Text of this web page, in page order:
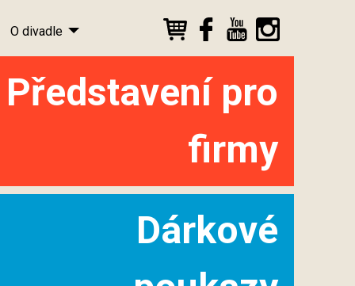
O divadle
Představení pro
firmy
Dárkové